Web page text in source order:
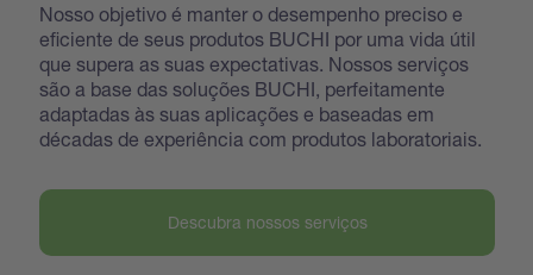
Nosso objetivo é manter o desempenho preciso e
eficiente de seus produtos BUCHI por uma vida útil
que supera as suas expectativas. Nossos serviços
são a base das soluções BUCHI, perfeitamente
adaptadas às suas aplicações e baseadas em
décadas de experiência com produtos laboratoriais.
Descubra nossos serviços